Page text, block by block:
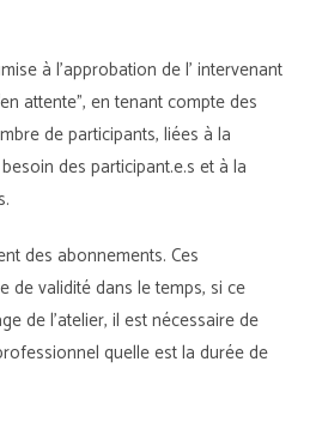
à l’approbation de l’ intervenant
attente”, en tenant compte des
de participants, liées à la
des participant.e.s et à la
des abonnements. Ces
de validité dans le temps, si ce
de l’atelier, il est nécessaire de
quelle est la durée de